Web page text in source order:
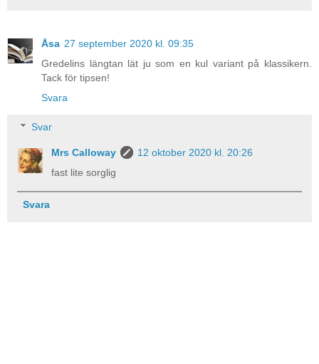
Åsa 27 september 2020 kl. 09:35
Gredelins längtan lät ju som en kul variant på klassikern.
Tack för tipsen!
Svara
Svar
Mrs Calloway
12 oktober 2020 kl. 20:26
fast lite sorglig
Svara